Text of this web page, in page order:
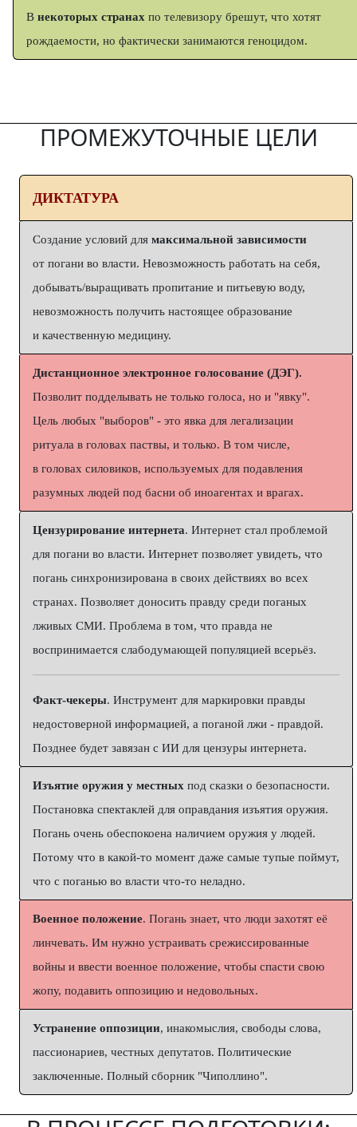
В некоторых странах по телевизору брешут, что хотят
рождаемости, но фактически занимаются геноцидом.
ПРОМЕЖУТОЧНЫЕ ЦЕЛИ
ДИКТАТУРА
Создание условий для максимальной зависимости
от погани во власти. Невозможность работать на себя,
добывать/выращивать пропитание и питьевую воду,
невозможность получить настоящее образование
и качественную медицину.
Дистанционное электронное голосование (ДЭГ).
Позволит подделывать не только голоса, но и "явку".
Цель любых "выборов" - это явка для легализации
ритуала в головах паствы, и только. В том числе,
в головах силовиков, используемых для подавления
разумных людей под басни об иноагентах и врагах.
Цензурирование интернета. Интернет стал проблемой
для погани во власти. Интернет позволяет увидеть, что
погань синхронизирована в своих действиях во всех
странах. Позволяет доносить правду среди поганых
лживых СМИ. Проблема в том, что правда не
воспринимается слабодумающей популяцией всерьёз.
Факт-чекеры. Инструмент для маркировки правды
недостоверной информацией, а поганой лжи - правдой.
Позднее будет завязан с ИИ для цензуры интернета.
Изъятие оружия у местных под сказки о безопасности.
Постановка спектаклей для оправдания изъятия оружия.
Погань очень обеспокоена наличием оружия у людей.
Потому что в какой-то момент даже самые тупые поймут,
что с поганью во власти что-то неладно.
Военное положение. Погань знает, что люди захотят её
линчевать. Им нужно устраивать срежиссированные
войны и ввести военное положение, чтобы спасти свою
жопу, подавить оппозицию и недовольных.
Устранение оппозиции, инакомыслия, свободы слова,
пассионариев, честных депутатов. Политические
заключенные. Полный сборник "Чиполлино".